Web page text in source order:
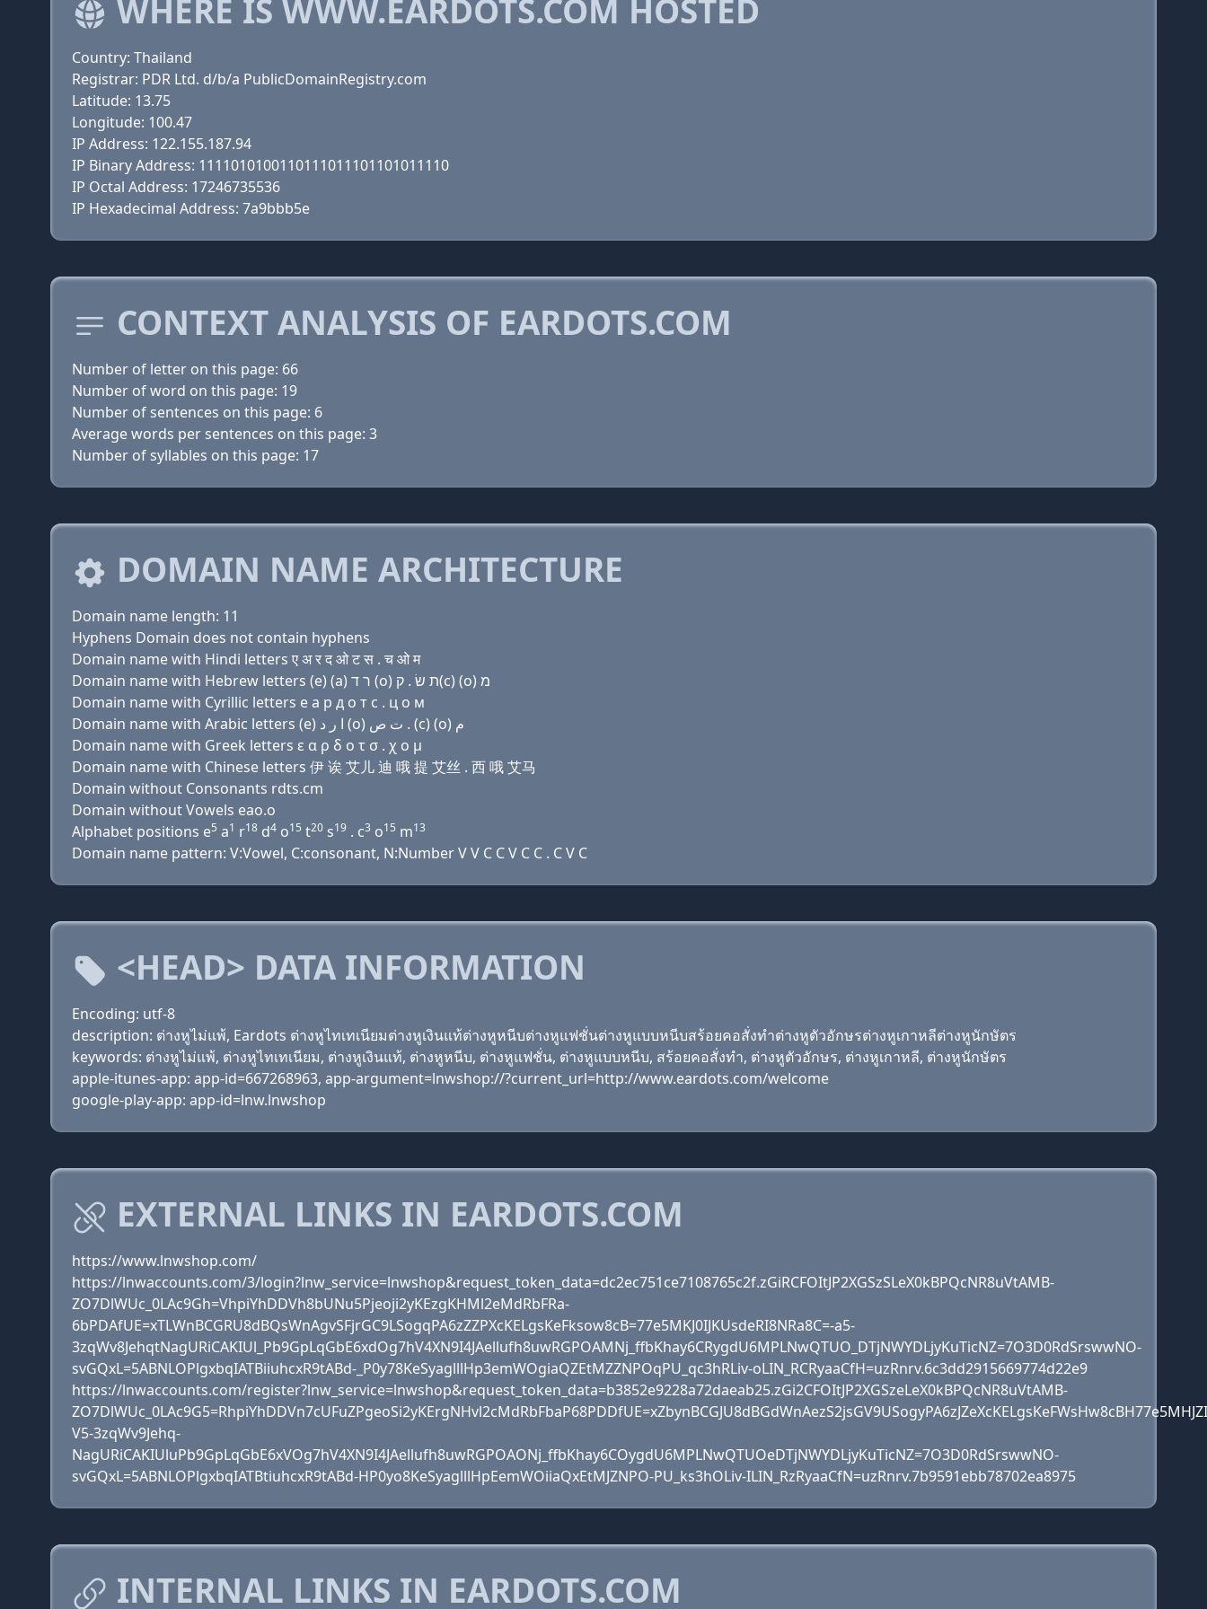
WHERE IS WWW.EARDOTS.COM HOSTED
Country: Thailand
Registrar: PDR Ltd. d/b/a PublicDomainRegistry.com
Latitude: 13.75
Longitude: 100.47
IP Address: 122.155.187.94
IP Binary Address: 1111010100110111011101101011110
IP Octal Address: 17246735536
IP Hexadecimal Address: 7a9bbb5e
CONTEXT ANALYSIS OF EARDOTS.COM
Number of letter on this page: 66
Number of word on this page: 19
Number of sentences on this page: 6
Average words per sentences on this page: 3
Number of syllables on this page: 17
DOMAIN NAME ARCHITECTURE
Domain name length: 11
Hyphens Domain does not contain hyphens
Domain name with Hindi letters ए अ र द ओ ट स . च ओ म
Domain name with Hebrew letters (e) (a) ר ד (ο) ת שׂ . ק(c) (ο) מ
Domain name with Cyrillic letters e a р д о т с . ц о м
Domain name with Arabic letters (e) ﺍ ﺭ ﺩ (o) ﺕ ﺹ . (c) (o) ﻡ
Domain name with Greek letters ε α ρ δ ο τ σ . χ ο μ
Domain name with Chinese letters 伊 诶 艾儿 迪 哦 提 艾丝 . 西 哦 艾马
Domain without Consonants rdts.cm
Domain without Vowels eao.o
Alphabet positions e5 a1 r18 d4 o15 t20 s19 . c3 o15 m13
Domain name pattern: V:Vowel, C:consonant, N:Number V V C C V C C . C V C
<HEAD> DATA INFORMATION
Encoding: utf-8
description: ต่างหูไม่แพ้, Eardots ต่างหูไทเทเนียมต่างหูเงินแท้ต่างหูหนีบต่างหูแฟชั่นต่างหูแบบหนีบสร้อยคอสั่งทำต่างหูตัวอักษรต่างหูเกาหลีต่างหูนักษัตร
keywords: ต่างหูไม่แพ้, ต่างหูไทเทเนียม, ต่างหูเงินแท้, ต่างหูหนีบ, ต่างหูแฟชั่น, ต่างหูแบบหนีบ, สร้อยคอสั่งทำ, ต่างหูตัวอักษร, ต่างหูเกาหลี, ต่างหูนักษัตร
apple-itunes-app: app-id=667268963, app-argument=lnwshop://?current_url=http://www.eardots.com/welcome
google-play-app: app-id=lnw.lnwshop
EXTERNAL LINKS IN EARDOTS.COM
https://www.lnwshop.com/
https://lnwaccounts.com/3/login?lnw_service=lnwshop&request_token_data=dc2ec751ce7108765c2f.zGiRCFOItJP2XGSzSLeX0kBPQcNR8uVtAMB-
ZO7DlWUc_0LAc9Gh=VhpiYhDDVh8bUNu5Pjeoji2yKEzgKHMl2eMdRbFRa-
6bPDAfUE=xTLWnBCGRU8dBQsWnAgvSFjrGC9LSogqPA6zZZPXcKELgsKeFksow8cB=77e5MKJ0IJKUsdeRI8NRa8C=-a5-
3zqWv8JehqtNagURiCAKIUl_Pb9GpLqGbE6xdOg7hV4XN9I4JAellufh8uwRGPOAMNj_ffbKhay6CRygdU6MPLNwQTUO_DTjNWYDLjyKuTicNZ=7O3D0RdSrswwNO-
svGQxL=5ABNLOPlgxbqIATBiiuhcxR9tABd-_P0y78KeSyaglllHp3emWOgiaQZEtMZZNPOqPU_qc3hRLiv-oLIN_RCRyaaCfH=uzRnrv.6c3dd2915669774d22e9
https://lnwaccounts.com/register?lnw_service=lnwshop&request_token_data=b3852e9228a72daeab25.zGi2CFOItJP2XGSzeLeX0kBPQcNR8uVtAMB-
V5-3zqWv9Jehq-
NagURiCAKIUluPb9GpLqGbE6xVOg7hV4XN9I4JAellufh8uwRGPOAONj_ffbKhay6COygdU6MPLNwQTUOeDTjNWYDLjyKuTicNZ=7O3D0RdSrswwNO-
svGQxL=5ABNLOPlgxbqIATBtiuhcxR9tABd-HP0yo8KeSyaglllHpEemWOiiaQxEtMJZNPO-PU_ks3hOLiv-ILIN_RzRyaaCfN=uzRnrv.7b9591ebb78702ea8975
INTERNAL LINKS IN EARDOTS.COM